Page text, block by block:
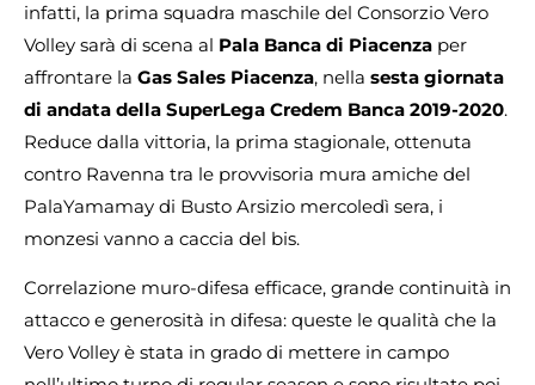
infatti, la prima squadra maschile del Consorzio Vero
Volley sarà di scena al Pala Banca di Piacenza per
affrontare la Gas Sales Piacenza, nella sesta giornata
di andata della SuperLega Credem Banca 2019-2020.
Reduce dalla vittoria, la prima stagionale, ottenuta
contro Ravenna tra le provvisoria mura amiche del
PalaYamamay di Busto Arsizio mercoledì sera, i
monzesi vanno a caccia del bis.
Correlazione muro-difesa efficace, grande continuità in
attacco e generosità in difesa: queste le qualità che la
Vero Volley è stata in grado di mettere in campo